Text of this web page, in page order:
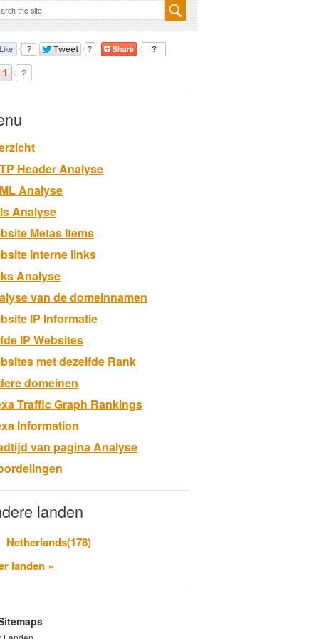
Header Analyse
Analyse
Analyse
Metas Items
Interne links
Analyse
van de domeinnamen
IP Informatie
IP Websites
met dezelfde Rank
domeinen
Traffic Graph Rankings
Information
van pagina Analyse
landen
Netherlands(178)
landen »